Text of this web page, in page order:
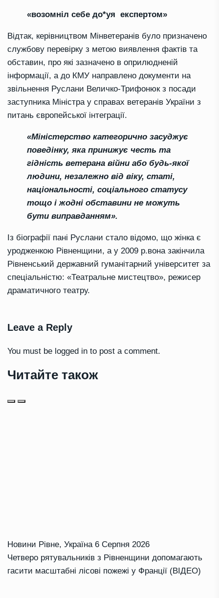
«возомніл себе до*уя експертом»
Відтак, керівництвом Мінветеранів було призначено
службову перевірку з метою виявлення фактів та
обставин, про які зазначено в оприлюдненій
інформації, а до КМУ направлено документи на
звільнення Руслани Величко-Трифонюк з посади
заступника Міністра у справах ветеранів України з
питань європейської інтеграції.
«Міністерство категорично засуджує
поведінку, яка принижує честь та
гідність ветерана війни або будь-якої
людини, незалежно від віку, статі,
національності, соціального статусу
тощо і жодні обставини не можуть
бути виправданням».
Із біографії пані Руслани стало відомо, що жінка є
уродженкою Рівненщини, а у 2009 р.вона закінчила
Рівненський державний гуманітарний університет за
спеціальністю: «Театральне мистецтво», режисер
драматичного театру.
Leave a Reply
You must be logged in to post a comment.
Читайте також
Новини Рівне, Україна 6 Серпня 2026
Четверо рятувальників з Рівненщини допомагають
гасити масштабні лісові пожежі у Франції (ВІДЕО)